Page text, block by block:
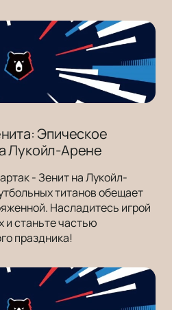
Эпическое
Лукойл-Арене
- Зенит на Лукойл-
титанов обещает
Насладитесь игрой
и станьте частью
праздника!